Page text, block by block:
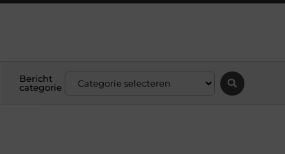
Bericht
categorie